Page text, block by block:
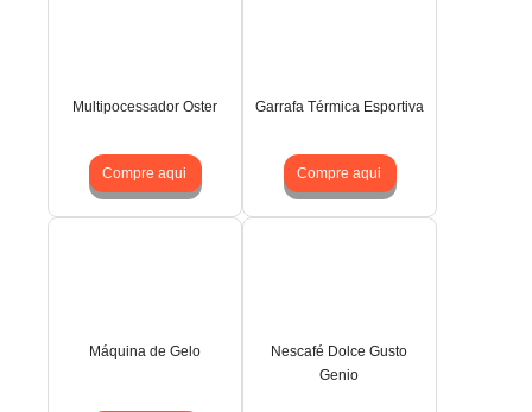
Multipocessador Oster
Compre aqui
Garrafa Térmica Esportiva
Compre aqui
Máquina de Gelo
Nescafé Dolce Gusto
Genio